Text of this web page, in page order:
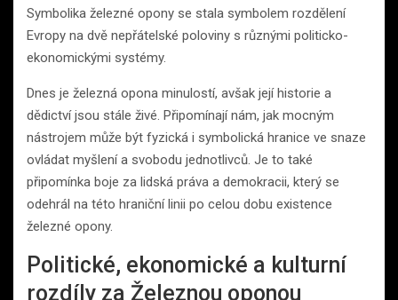
Symbolika železné opony se stala symbolem rozdělení
Evropy na dvě nepřátelské poloviny s různými politicko-
ekonomickými systémy.
Dnes je železná opona minulostí, avšak její historie a
dědictví jsou stále živé. Připomínají nám, jak mocným
nástrojem může být fyzická i symbolická hranice ve snaze
ovládat myšlení a svobodu jednotlivců. Je to také
připomínka boje za lidská práva a demokracii, který se
odehrál na této hraniční linii po celou dobu existence
železné opony.
Politické, ekonomické a kulturní
rozdíly za Železnou oponou